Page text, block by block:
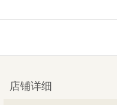
店铺详细